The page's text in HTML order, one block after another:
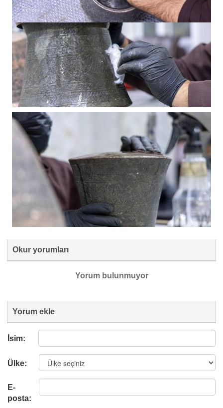
Okur yorumları
Yorum bulunmuyor
Yorum ekle
İsim:
Ülke:
E-
posta: